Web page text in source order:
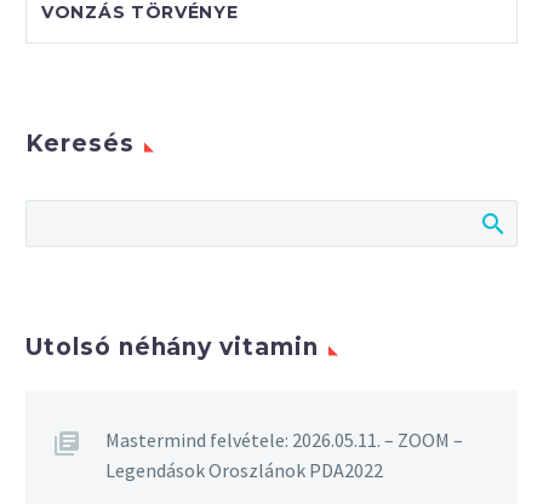
VONZÁS TÖRVÉNYE
Keresés
Utolsó néhány vitamin
Mastermind felvétele: 2026.05.11. – ZOOM –
Legendások Oroszlánok PDA2022